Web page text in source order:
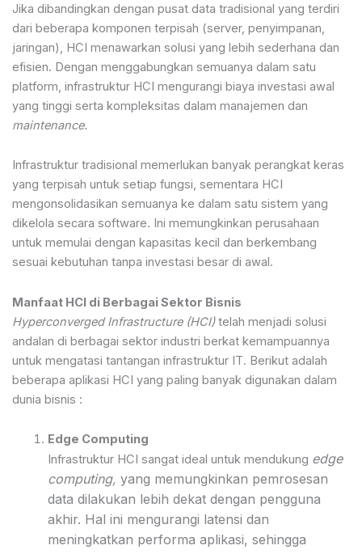
Jika dibandingkan dengan pusat data tradisional yang terdiri
dari beberapa komponen terpisah (server, penyimpanan,
jaringan), HCI menawarkan solusi yang lebih sederhana dan
efisien. Dengan menggabungkan semuanya dalam satu
platform, infrastruktur HCI mengurangi biaya investasi awal
yang tinggi serta kompleksitas dalam manajemen dan
maintenance.
Infrastruktur tradisional memerlukan banyak perangkat keras
yang terpisah untuk setiap fungsi, sementara HCI
mengonsolidasikan semuanya ke dalam satu sistem yang
dikelola secara software. Ini memungkinkan perusahaan
untuk memulai dengan kapasitas kecil dan berkembang
sesuai kebutuhan tanpa investasi besar di awal.
Manfaat HCI di Berbagai Sektor Bisnis
Hyperconverged Infrastructure (HCI)telah menjadi solusi
andalan di berbagai sektor industri berkat kemampuannya
untuk mengatasi tantangan infrastruktur IT. Berikut adalah
beberapa aplikasi HCI yang paling banyak digunakan dalam
dunia bisnis :
Edge Computing
Infrastruktur HCI sangat ideal untuk mendukung edge
computing, yang memungkinkan pemrosesan
data dilakukan lebih dekat dengan pengguna
akhir. Hal ini mengurangi latensi dan
meningkatkan performa aplikasi, sehingga